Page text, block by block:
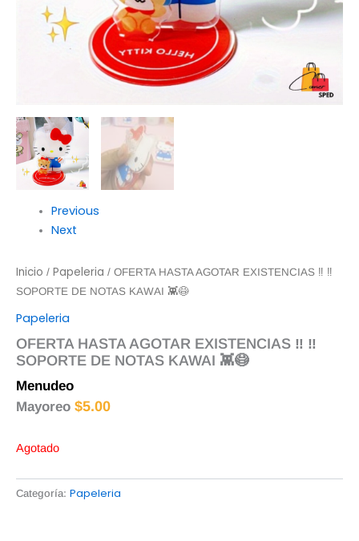
Previous
Next
Inicio / Papeleria / OFERTA HASTA AGOTAR EXISTENCIAS ‼️ ‼️
SOPORTE DE NOTAS KAWAI 👾😷
Papeleria
OFERTA HASTA AGOTAR EXISTENCIAS ‼️ ‼️
SOPORTE DE NOTAS KAWAI 👾😷
Menudeo
Mayoreo $5.00
Agotado
Categoría: Papeleria